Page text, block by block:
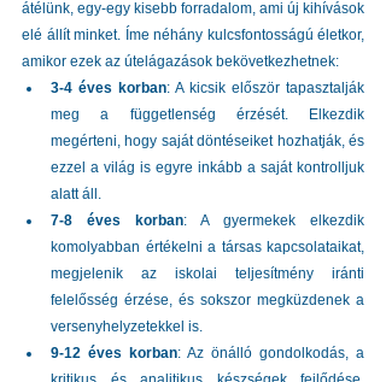
átélünk, egy-egy kisebb forradalom, ami új kihívások
elé állít minket. Íme néhány kulcsfontosságú életkor,
amikor ezek az útelágazások bekövetkezhetnek:
3-4 éves korban: A kicsik először tapasztalják
meg a függetlenség érzését. Elkezdik
megérteni, hogy saját döntéseiket hozhatják, és
ezzel a világ is egyre inkább a saját kontrolljuk
alatt áll.
7-8 éves korban: A gyermekek elkezdik
komolyabban értékelni a társas kapcsolataikat,
megjelenik az iskolai teljesítmény iránti
felelősség érzése, és sokszor megküzdenek a
versenyhelyzetekkel is.
9-12 éves korban: Az önálló gondolkodás, a